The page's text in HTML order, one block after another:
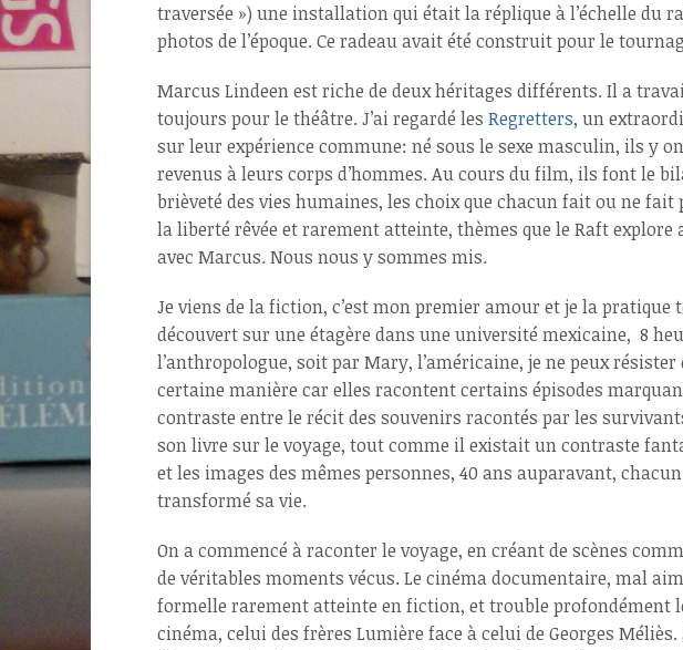
traversée ») une installation qui était la réplique à l’échelle du
photos de l’époque. Ce radeau avait été construit pour le
Marcus Lindeen est riche de deux héritages différents. Il a
toujours pour le théâtre. J’ai regardé les Regretters, un
sur leur expérience commune: né sous le sexe masculin, ils y
revenus à leurs corps d’hommes. Au cours du film, ils font le
brièveté des vies humaines, les choix que chacun fait ou ne
la liberté rêvée et rarement atteinte, thèmes que le Raft
avec Marcus. Nous nous y sommes mis.
Je viens de la fiction, c’est mon premier amour et je la
découvert sur une étagère dans une université mexicaine, 8
l’anthropologue, soit par Mary, l’américaine, je ne peux
certaine manière car elles racontent certains épisodes
contraste entre le récit des souvenirs racontés par les
son livre sur le voyage, tout comme il existait un contraste
et les images des mêmes personnes, 40 ans auparavant,
transformé sa vie.
On a commencé à raconter le voyage, en créant de scènes
de véritables moments vécus. Le cinéma documentaire, mal
formelle rarement atteinte en fiction, et trouble profondément
cinéma, celui des frères Lumière face à celui de Georges